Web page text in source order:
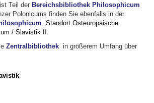
Teil der Bereichsbibliothek Philosophicum
Polonicums finden Sie ebenfalls in der
, Standort Osteuropäische
/ Slavistik II
Zentralbibliothek in größerem Umfang über